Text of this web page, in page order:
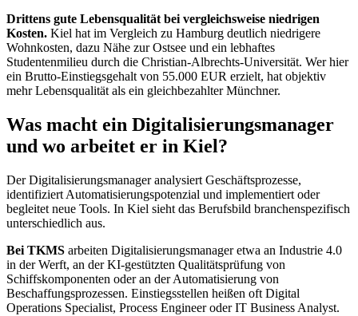
Drittens gute Lebensqualität bei vergleichsweise niedrigen
Kosten. Kiel hat im Vergleich zu Hamburg deutlich niedrigere
Wohnkosten, dazu Nähe zur Ostsee und ein lebhaftes
Studentenmilieu durch die Christian-Albrechts-Universität. Wer hier
ein Brutto-Einstiegsgehalt von 55.000 EUR erzielt, hat objektiv
mehr Lebensqualität als ein gleichbezahlter Münchner.
Was macht ein Digitalisierungsmanager
und wo arbeitet er in Kiel?
Der Digitalisierungsmanager analysiert Geschäftsprozesse,
identifiziert Automatisierungspotenzial und implementiert oder
begleitet neue Tools. In Kiel sieht das Berufsbild branchenspezifisch
unterschiedlich aus.
Bei TKMS arbeiten Digitalisierungsmanager etwa an Industrie 4.0
in der Werft, an der KI-gestützten Qualitätsprüfung von
Schiffskomponenten oder an der Automatisierung von
Beschaffungsprozessen. Einstiegsstellen heißen oft Digital
Operations Specialist, Process Engineer oder IT Business Analyst.